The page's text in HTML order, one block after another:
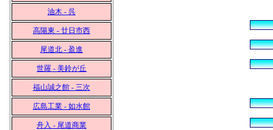
油木 - 呉
高陽東 - 廿日市西
尾道北 - 盈進
世羅 - 美鈴が丘
福山誠之館 - 三次
広島工業 - 如水館
舟入 - 尾道商業